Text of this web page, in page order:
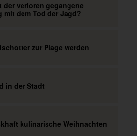
der verloren gegangene
mit dem Tod der Jagd?
zur Plage werden
in der Stadt
kulinarische Weihnachten